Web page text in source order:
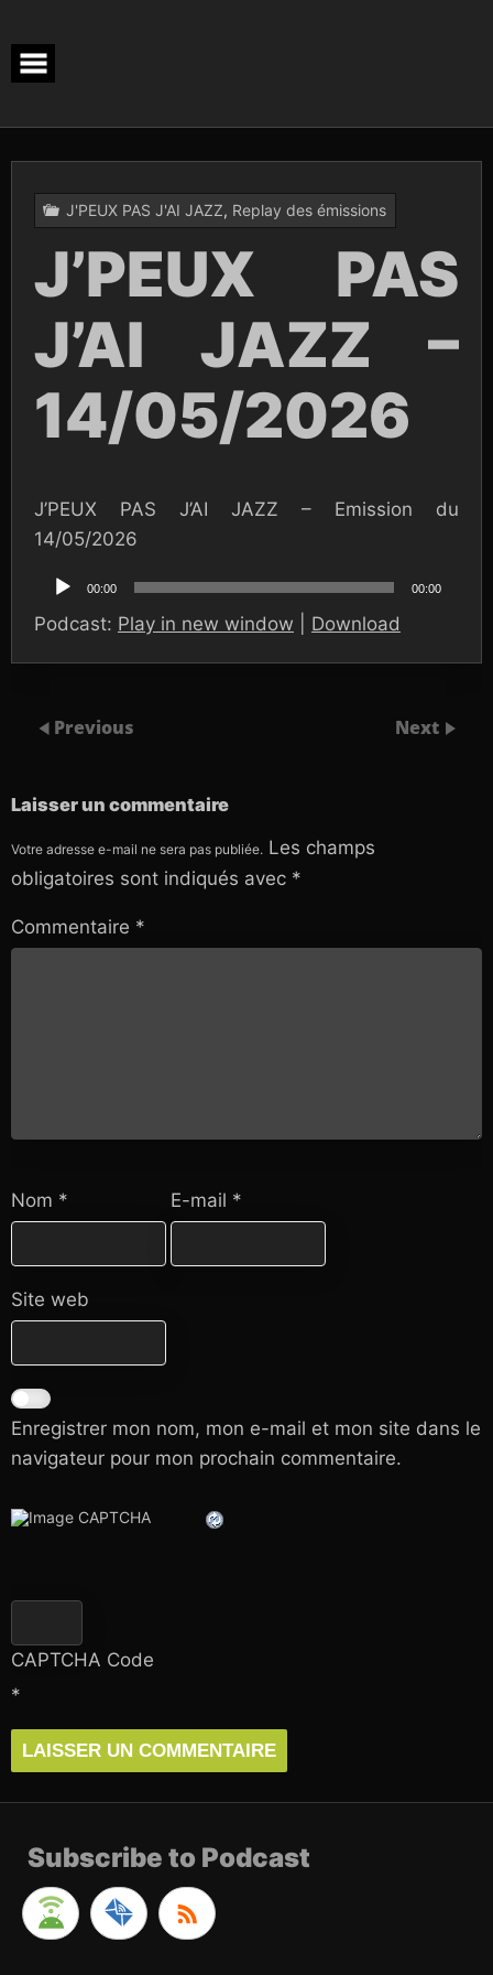
content
J'PEUX PAS J'AI JAZZ, Replay des émissions
J’PEUX PAS
J’AI JAZZ –
14/05/2026
J’PEUX PAS J’AI JAZZ – Emission du
14/05/2026
audio
00:00 00:00
Podcast: Play in new window Download
Previous Next
Laisser un commentaire
Votre adresse e-mail ne sera pas publiée. Les champs
obligatoires sont indiqués avec *
Commentaire *
Nom * E-mail *
Site web
Enregistrer mon nom, mon e-mail et mon site dans le
navigateur pour mon prochain commentaire.
CAPTCHA Code
*
Subscribe to Podcast